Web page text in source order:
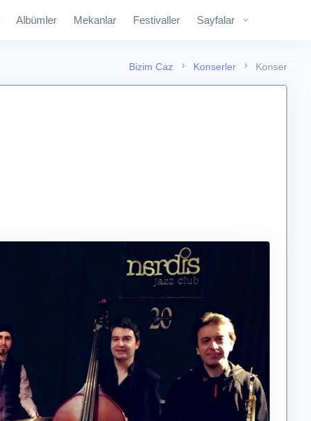
Albümler Mekanlar Festivaller Sayfalar
Bizim Caz Konserler Konser